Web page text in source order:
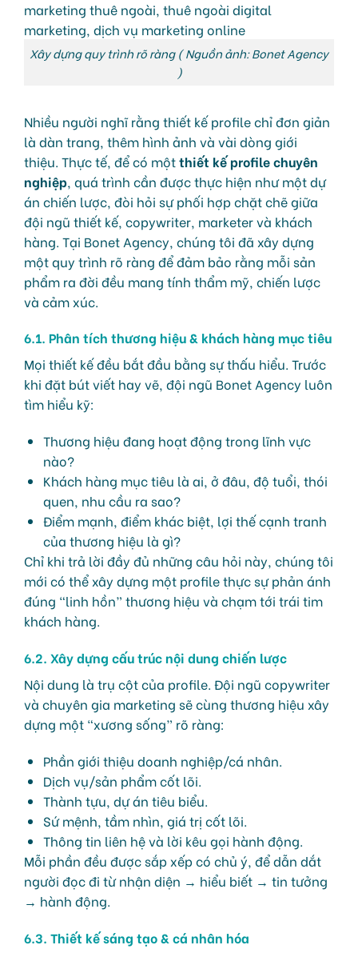
Xây dựng quy trình rõ ràng ( Nguồn ảnh: Bonet Agency
)
Nhiều người nghĩ rằng thiết kế profile chỉ đơn giản
là dàn trang, thêm hình ảnh và vài dòng giới
thiệu. Thực tế, để có mộtthiết kế profile chuyên
nghiệp , quá trình cần được thực hiện như một dự
án chiến lược, đòi hỏi sự phối hợp chặt chẽ giữa
đội ngũ thiết kế, copywriter, marketer và khách
hàng. Tại Bonet Agency, chúng tôi đã xây dựng
một quy trình rõ ràng để đảm bảo rằng mỗi sản
phẩm ra đời đều mang tính thẩm mỹ, chiến lược
và cảm xúc.
6.1. Phân tích thương hiệu & khách hàng mục tiêu
Mọi thiết kế đều bắt đầu bằng sự thấu hiểu. Trước
khi đặt bút viết hay vẽ, đội ngũ Bonet Agency luôn
tìm hiểu kỹ:
Thương hiệu đang hoạt động trong lĩnh vực
nào?
Khách hàng mục tiêu là ai, ở đâu, độ tuổi, thói
quen, nhu cầu ra sao?
Điểm mạnh, điểm khác biệt, lợi thế cạnh tranh
của thương hiệu là gì?
Chỉ khi trả lời đầy đủ những câu hỏi này, chúng tôi
mới có thể xây dựng một profile thực sự phản ánh
đúng “linh hồn” thương hiệu và chạm tới trái tim
khách hàng.
6.2. Xây dựng cấu trúc nội dung chiến lược
Nội dung là trụ cột của profile. Đội ngũ copywriter
và chuyên gia marketing sẽ cùng thương hiệu xây
dựng một “xương sống” rõ ràng:
Phần giới thiệu doanh nghiệp/cá nhân.
Dịch vụ/sản phẩm cốt lõi.
Thành tựu, dự án tiêu biểu.
Sứ mệnh, tầm nhìn, giá trị cốt lõi.
Thông tin liên hệ và lời kêu gọi hành động.
Mỗi phần đều được sắp xếp có chủ ý, để dẫn dắt
người đọc đi từ nhận diện → hiểu biết → tin tưởng
→ hành động.
6.3. Thiết kế sáng tạo & cá nhân hóa